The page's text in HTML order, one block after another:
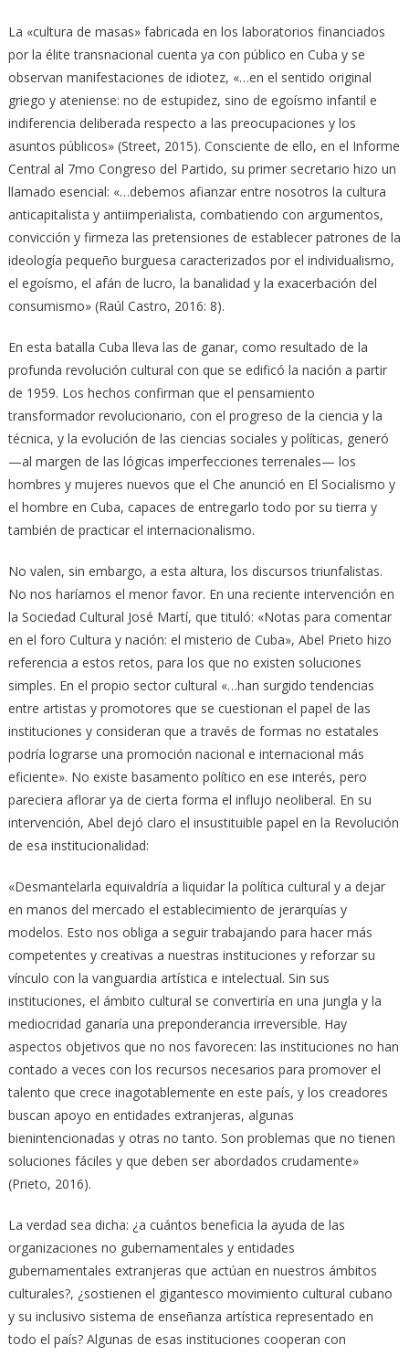
La «cultura de masas» fabricada en los laboratorios financiados
por la élite transnacional cuenta ya con público en Cuba y se
observan manifestaciones de idiotez, «…en el sentido original
griego y ateniense: no de estupidez, sino de egoísmo infantil e
indiferencia deliberada respecto a las preocupaciones y los
asuntos públicos» (Street, 2015). Consciente de ello, en el Informe
Central al 7mo Congreso del Partido, su primer secretario hizo un
llamado esencial: «…debemos afianzar entre nosotros la cultura
anticapitalista y antiimperialista, combatiendo con argumentos,
convicción y firmeza las pretensiones de establecer patrones de la
ideología pequeño burguesa caracterizados por el individualismo,
el egoísmo, el afán de lucro, la banalidad y la exacerbación del
consumismo» (Raúl Castro, 2016: 8).
En esta batalla Cuba lleva las de ganar, como resultado de la
profunda revolución cultural con que se edificó la nación a partir
de 1959. Los hechos confirman que el pensamiento
transformador revolucionario, con el progreso de la ciencia y la
técnica, y la evolución de las ciencias sociales y políticas, generó
—al margen de las lógicas imperfecciones terrenales— los
hombres y mujeres nuevos que el Che anunció en El Socialismo y
el hombre en Cuba, capaces de entregarlo todo por su tierra y
también de practicar el internacionalismo.
No valen, sin embargo, a esta altura, los discursos triunfalistas.
No nos haríamos el menor favor. En una reciente intervención en
la Sociedad Cultural José Martí, que tituló: «Notas para comentar
en el foro Cultura y nación: el misterio de Cuba», Abel Prieto hizo
referencia a estos retos, para los que no existen soluciones
simples. En el propio sector cultural «…han surgido tendencias
entre artistas y promotores que se cuestionan el papel de las
instituciones y consideran que a través de formas no estatales
podría lograrse una promoción nacional e internacional más
eficiente». No existe basamento político en ese interés, pero
pareciera aflorar ya de cierta forma el influjo neoliberal. En su
intervención, Abel dejó claro el insustituible papel en la Revolución
de esa institucionalidad:
«Desmantelarla equivaldría a liquidar la política cultural y a dejar
en manos del mercado el establecimiento de jerarquías y
modelos. Esto nos obliga a seguir trabajando para hacer más
competentes y creativas a nuestras instituciones y reforzar su
vínculo con la vanguardia artística e intelectual. Sin sus
instituciones, el ámbito cultural se convertiría en una jungla y la
mediocridad ganaría una preponderancia irreversible. Hay
aspectos objetivos que no nos favorecen: las instituciones no han
contado a veces con los recursos necesarios para promover el
talento que crece inagotablemente en este país, y los creadores
buscan apoyo en entidades extranjeras, algunas
bienintencionadas y otras no tanto. Son problemas que no tienen
soluciones fáciles y que deben ser abordados crudamente»
(Prieto, 2016).
La verdad sea dicha: ¿a cuántos beneficia la ayuda de las
organizaciones no gubernamentales y entidades
gubernamentales extranjeras que actúan en nuestros ámbitos
culturales?, ¿sostienen el gigantesco movimiento cultural cubano
y su inclusivo sistema de enseñanza artística representado en
todo el país? Algunas de esas instituciones cooperan con